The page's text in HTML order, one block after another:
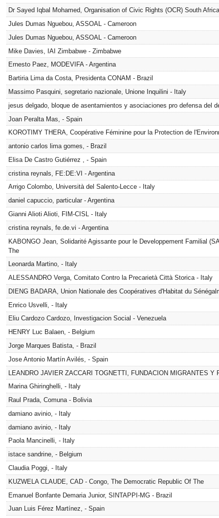
Dr Sayed Iqbal Mohamed, Organisation of Civic Rights (OCR) South
Jules Dumas Nguebou, ASSOAL - Cameroon
Jules Dumas Nguebou, ASSOAL - Cameroon
Mike Davies, IAI Zimbabwe - Zimbabwe
Ernesto Paez, MODEVIFA - Argentina
Bartiria Lima da Costa, Presidenta CONAM - Brazil
Massimo Pasquini, segretario nazionale, Unione Inquilini - Italy
jesus delgado, bloque de asentamientos y asociaciones pro defensa del
Joan Peralta Mas, - Spain
KOROTIMY THERA, Coopérative Féminine pour la Protection de
antonio carlos lima gomes, - Brazil
Elisa De Castro Gutiérrez , - Spain
cristina reynals, FE:DE:VI - Argentina
Arrigo Colombo, Università del Salento-Lecce - Italy
daniel capuccio, particular - Argentina
Gianni Alioti Alioti, FIM-CISL - Italy
cristina reynals, fe.de.vi - Argentina
KABONGO Jean, Solidarité Agissante pour le Developpement Familial
The
Leonarda Martino, - Italy
ALESSANDRO Verga, Comitato Contro la Precarietà Città Storica - Italy
DIENG BADARA, Union Nationale des Coopératives d'Habitat du
Enrico Usvelli, - Italy
Eliu Cardozo Cardozo, Investigacion Social - Venezuela
HENRY Luc Balaen, - Belgium
Jorge Marques Batista, - Brazil
Jose Antonio Martín Avilés, - Spain
LEANDRO JAVIER ZACCARI TOGNETTI, FUNDACION MIGRANTES Y
Marina Ghiringhelli, - Italy
Raul Prada, Comuna - Bolivia
damiano avinio, - Italy
damiano avinio, - Italy
Paola Mancinelli, - Italy
istace sandrine, - Belgium
Claudia Poggi, - Italy
KUZWELA CLAUDE, CAD - Congo, The Democratic Republic Of The
Emanuel Bonfante Demaria Junior, SINTAPPI-MG - Brazil
Juan Luis Férez Martínez, - Spain